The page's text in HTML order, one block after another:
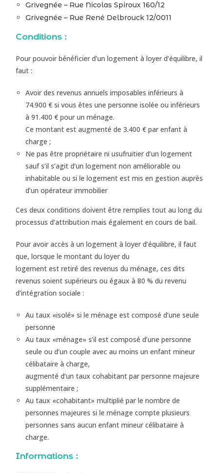
Grivegnée – Rue Nicolas Spiroux 160/12
Grivegnée – Rue René Delbrouck 12/0011
Conditions :
Pour pouvoir bénéficier d’un logement à loyer d’équilibre, il
faut :
Avoir des revenus annuels imposables inférieurs à
74.900 € si vous êtes une personne isolée ou inférieurs
à 91.400 € pour un ménage.
Ce montant est augmenté de 3.400 € par enfant à
charge ;
Ne pas être propriétaire ni usufruitier d’un logement
sauf s’il s’agit d’un logement non améliorable ou
inhabitable ou si le logement est mis en gestion auprès
d’un opérateur immobilier
Ces deux conditions doivent être remplies tout au long du
processus d’attribution mais également en cours de bail.
Pour avoir accès à un logement à loyer d’équilibre, il faut
que, lorsque le montant du loyer du
logement est retiré des revenus du ménage, ces dits
revenus soient supérieurs ou égaux à 80 % du revenu
d’intégration sociale :
Au taux «isolé» si le ménage est composé d’une seule
personne
Au taux «ménage» s’il est composé d’une personne
seule ou d’un couple avec au moins un enfant mineur
célibataire à charge,
augmenté d’un taux cohabitant par personne majeure
supplémentaire ;
Au taux «cohabitant» multiplié par le nombre de
personnes majeures si le ménage compte plusieurs
personnes sans aucun enfant mineur célibataire à
charge.
Informations :